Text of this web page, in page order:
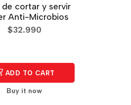
de cortar y servir
Anti-Microbios
$32.990
ADD TO CART
Buy it now